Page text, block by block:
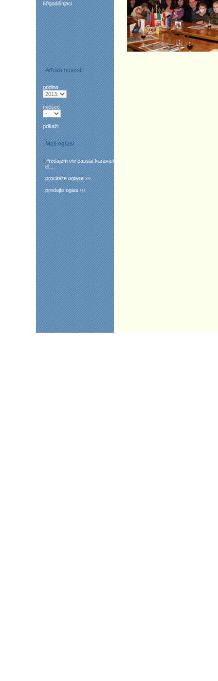
60godišnjaci
Arhiva novosti
godina
mjesec
prikaži
Mali oglasi
Prodajem vw passat karavan
cl,...
procitajte oglase ›››
predajte oglas ›››